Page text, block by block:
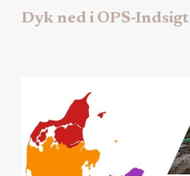
Dyk ned i OPS-Indsigt